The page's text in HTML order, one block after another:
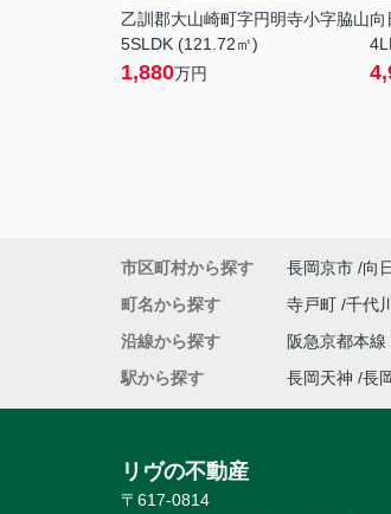
乙訓郡大山崎町字円明寺小字脇山
5SLDK (121.72㎡)
1,880万円
向
市区町村から探す 長岡京市 向
町名から探す
寺戸町 千代
沿線から探す
阪急京都本線
駅から探す
長岡天神 長
リヴの不動産
〒617-0814